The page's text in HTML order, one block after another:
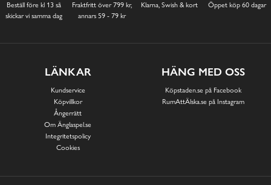
Beställ före kl 13 så
skickar vi samma dag
Fraktfritt över 799 kr,
annars 59 - 79 kr
Klarna, Swish & kort Öppet köp 60 dagar
LÄNKAR
Kundservice
Köpvillkor
Ångerrätt
Om Änglaspel.se
Integritetspolicy
Cookies
HÄNG MED OSS
Köpstaden.se på Facebook
RumAttÄlska.se på Instagram